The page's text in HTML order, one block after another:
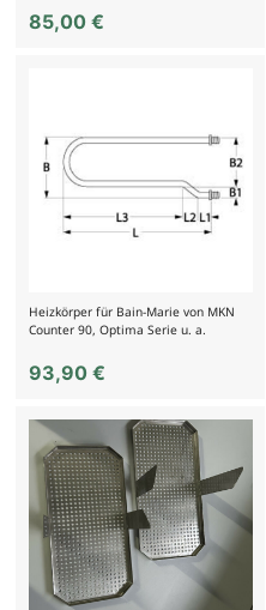
85,00 €
Heizkörper für Bain-Marie von MKN
Counter 90, Optima Serie u. a.
93,90 €